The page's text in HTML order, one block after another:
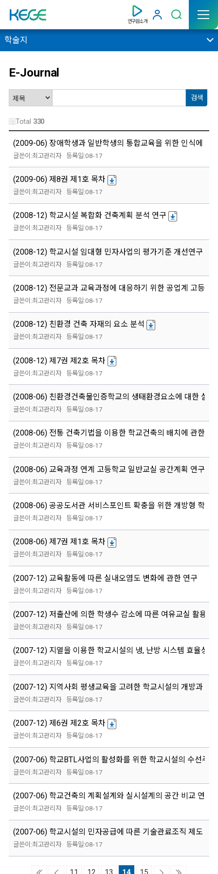
연구원소개
학술지
E-Journal
Total 330
(2009-06) 장애학생과 일반학생의 통합교육을 위한 인식에 관
최고관리자 08-17
(2009-06) 제8권 제1호 목차
최고관리자 08-17
(2008-12) 학교시설 복합화 건축계획 분석 연구
최고관리자 08-17
(2008-12) 학교시설 임대형 민자사업의 평가기준 개선연구
최고관리자 08-17
(2008-12) 전문교과 교육과정에 대응하기 위한 공업계 고등학
최고관리자 08-17
(2008-12) 친환경 건축 자재의 요소 분석
최고관리자 08-17
(2008-12) 제7권 제2호 목차
최고관리자 08-17
(2008-06) 친환경건축물인증학교의 생태환경요소에 대한 실태
최고관리자 08-17
(2008-06) 전통 건축기법을 이용한 학교건축의 배치에 관한 연
최고관리자 08-17
(2008-06) 교육과정 연계 고등학교 일반교실 공간계획 연구
최고관리자 08-17
(2008-06) 공공도서관 서비스포인트 확충을 위한 개방형 학교
최고관리자 08-17
(2008-06) 제7권 제1호 목차
최고관리자 08-17
(2007-12) 교육활동에 따른 실내오염도 변화에 관한 연구
최고관리자 08-17
(2007-12) 저출산에 의한 학생수 감소에 따른 여유교실 활용방
최고관리자 08-17
(2007-12) 지열을 이용한 학교시설의 냉, 난방 시스템 효율성
최고관리자 08-17
(2007-12) 지역사회 평생교육을 고려한 학교시설의 개방과 복
최고관리자 08-17
(2007-12) 제6권 제2호 목차
최고관리자 08-17
(2007-06) 학교BTL사업의 활성화를 위한 학교시설의 수선주
최고관리자 08-17
(2007-06) 학교건축의 계획설계와 실시설계의 공간 비교 연구
최고관리자 08-17
(2007-06) 학교시설의 민자공급에 따른 기술관료조직 제도 개
최고관리자 08-17